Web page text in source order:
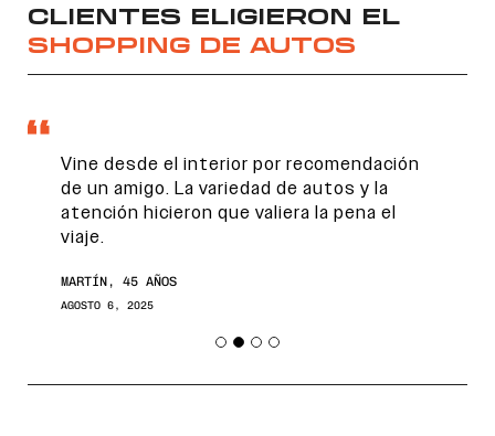
CLIENTES ELIGIERON EL
SHOPPING DE AUTOS
Vine desde el interior por recomendación
de un amigo. La variedad de autos y la
atención hicieron que valiera la pena el
viaje.
MARTÍN, 45 AÑOS
AGOSTO 6, 2025